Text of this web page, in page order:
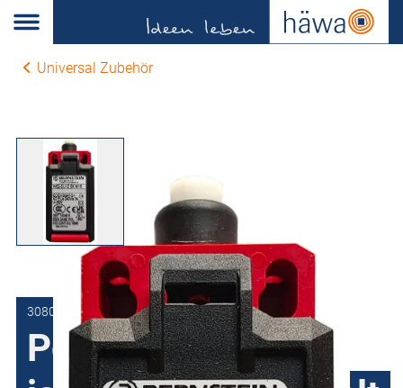
Universal Zubehör
3080-0041-61-00
Positionsschalter,